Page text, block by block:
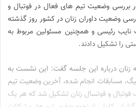
بررسی وضعیت تیم های فعال در فوتبال و
وضعیت داوران زنان در کشور روز گذشته
نایب رئیسی و همچنین مسئولین مربوط به
را تشکیل دادند.
زنان درباره این جلسه گفت: این نشست به
مسابقات انجام شده، آخرین وضعیت تیم
فوتبال و فوتسال زنان تشکیل شد که هر یک